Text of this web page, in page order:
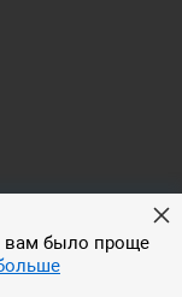
вам было проще